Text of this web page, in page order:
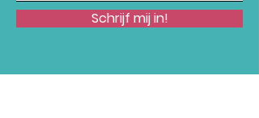
Schrijf mij in!